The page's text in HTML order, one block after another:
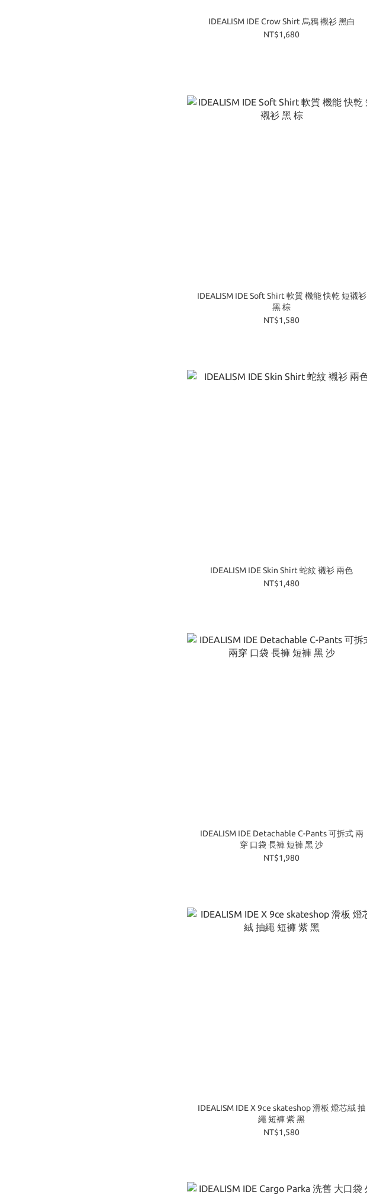
IDEALISM IDE Crow Shirt 烏鴉 襯衫 黑白
NT$1,680
IDEALISM IDE Soft Shirt 軟質 機能 快乾 短襯衫
黑 棕
NT$1,580
IDEALISM IDE Skin Shirt 蛇紋 襯衫 兩色
NT$1,480
IDEALISM IDE Detachable C-Pants 可拆式 兩
穿 口袋 長褲 短褲 黑 沙
NT$1,980
IDEALISM IDE X 9ce skateshop 滑板 燈芯絨 抽
繩 短褲 紫 黑
NT$1,580